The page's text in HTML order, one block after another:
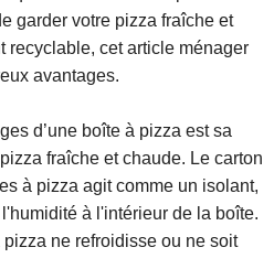
garder votre pizza fraîche et
recyclable, cet article ménager
avantages.
d’une boîte à pizza est sa
fraîche et chaude. Le carton
à pizza agit comme un isolant,
à l'intérieur de la boîte.
ne refroidisse ou ne soit